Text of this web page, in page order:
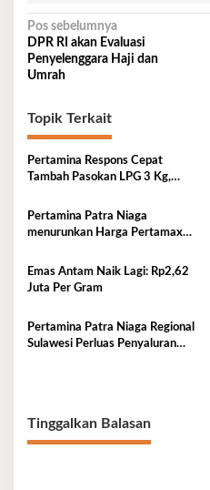
Navigasi
pos
Pos sebelumnya
DPR RI akan Evaluasi
Penyelenggara Haji dan
Umrah
Topik Terkait
Pertamina Respons Cepat
Tambah Pasokan LPG 3 Kg,
Selatan Berlangsung Kondusif
Pertamina Patra Niaga
menurunkan Harga Pertamax
Emas Antam Naik Lagi: Rp2,62
Juta Per Gram
Pertamina Patra Niaga Regional
Sulawesi Perluas Penyaluran
Tinggalkan Balasan